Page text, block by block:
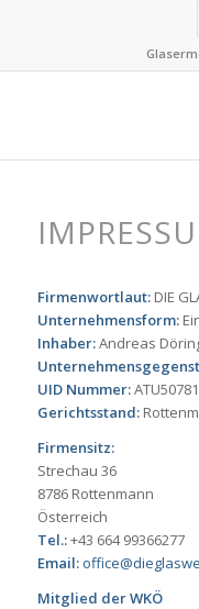
Firmenwortlaut:DIE
Unternehmensform:
Inhaber:Andreas
UID Nummer:
Gerichtsstand:
Firmensitz:
Strechau 36
8786 Rottenmann
Österreich
Tel.:+43 664 99366277
Email:
Mitglied der WKÖ